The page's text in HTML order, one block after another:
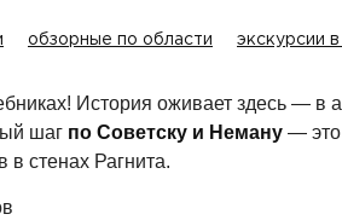
обзорные по области экскурсии
История оживает здесь —
шаг по Советску и Неману — это
в стенах Рагнита.